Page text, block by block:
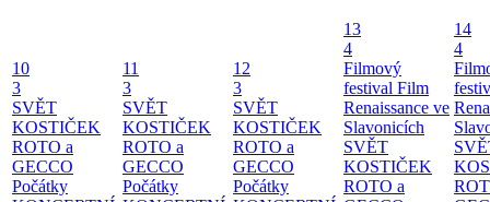
10
3
SVĚT
KOSTIČEK
ROTO a
GECCO
Počátky
11
3
SVĚT
KOSTIČEK
ROTO a
GECCO
Počátky
12
3
SVĚT
KOSTIČEK
ROTO a
GECCO
Počátky
13
4
Filmový
festival Film
Renaissance ve
Slavonicích
SVĚT
KOSTIČEK
ROTO a
14
4